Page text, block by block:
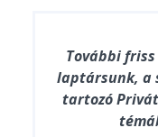
További friss
laptársunk, a
tartozó